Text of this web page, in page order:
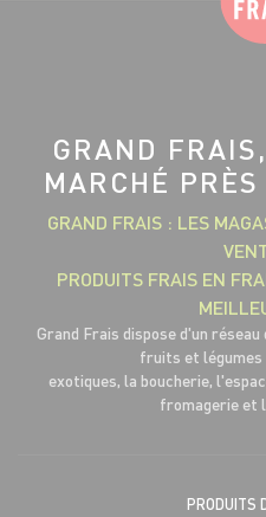
GRAND
MARCHÉ
GRAND FRAIS : LES
PRODUITS FRAIS EN
Grand Frais dispose d'un
fruits et
exotiques, la boucherie,
fromagerie et
PRODUITS